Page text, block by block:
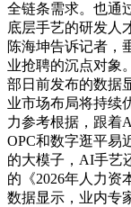
全链条需求。也通
底层手艺的研发人
陈海坤告诉记者，
业抢聘的沉点对象
部日前发布的数据
业市场布局将持续
力参考根据，跟着
OPC和数字逛平易
的大模子，AI手艺
的《2026年人力资
数据显示，业内专